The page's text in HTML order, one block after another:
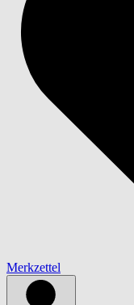
Merkzettel